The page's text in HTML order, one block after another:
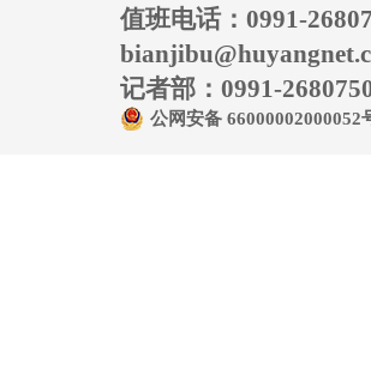
值班电话：0991-
记者部：0991-
公网安备 66000002000052